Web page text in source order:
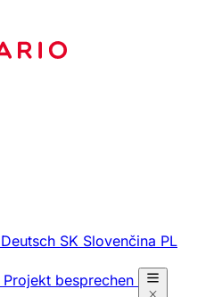
Deutsch SK Slovenčina PL
Projekt besprechen